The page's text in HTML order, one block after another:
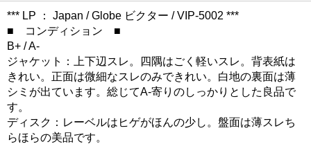
*** LP ： Japan / Globe ビクター / VIP-5002 ***
■ コンディション ■
B+ / A-
ジャケット：上下辺スレ。四隅はごく軽いスレ。背表紙は
きれい。正面は微細なスレのみできれい。白地の裏面は薄
シミが出ています。総じてA-寄りのしっかりとした良品で
す。
ディスク：レーベルはヒゲがほんの少し。盤面は薄スレち
らほらの美品です。